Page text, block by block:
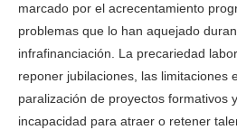
marcado por el acrecentamiento
problemas que lo han aquejado
infrafinanciación. La precariedad
reponer jubilaciones, las limitaciones
paralización de proyectos formativos
incapacidad para atraer o retener